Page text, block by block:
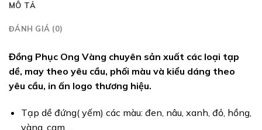
MÔ TẢ
ĐÁNH GIÁ (0)
Đồng Phục Ong Vàng chuyên sản xuất các loại tạp
dề, may theo yêu cầu, phối màu và kiểu dáng theo
yêu cầu, in ấn logo thương hiệu.
Tạp dề đứng( yếm) các màu: đen, nâu, xanh, đỏ, hồng,
vàng, cam…